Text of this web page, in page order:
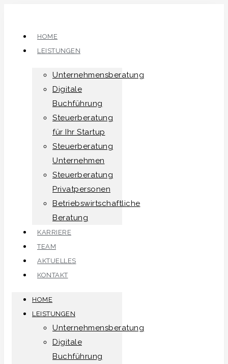
springenHOME
LEISTUNGEN
Unternehmensberatung
Digitale
Buchführung
Steuerberatung
für Ihr Startup
Steuerberatung
Unternehmen
Steuerberatung
Privatpersonen
Betriebswirtschaftliche
Beratung
KARRIERE
TEAM
AKTUELLES
KONTAKT
HOME
LEISTUNGEN
Unternehmensberatung
Digitale
Buchführung